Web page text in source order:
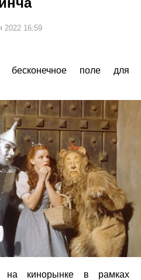
2022 16:59
бесконечное поле для
на кинорынке в рамках